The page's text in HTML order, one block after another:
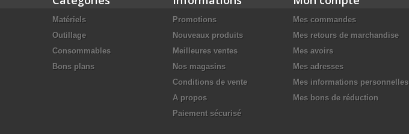
Matériels
Outillage
Consommables
Bons plans
Promotions
Nouveaux produits
Meilleures ventes
Nos magasins
Conditions de vente
A propos
Paiement sécurisé
Mes commandes
Mes retours de marchandise
Mes avoirs
Mes adresses
Mes informations personnelles
Mes bons de réduction